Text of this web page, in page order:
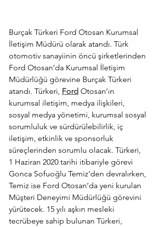
Burçak Türkeri Ford Otosan Kurumsal
İletişim Müdürü olarak atandı. Türk
otomotiv sanayiinin öncü şirketlerinden
Ford Otosan’da Kurumsal İletişim
Müdürlüğü görevine Burçak Türkeri
atandı. Türkeri, Ford Otosan’ın
kurumsal iletişim, medya ilişkileri,
sosyal medya yönetimi, kurumsal sosyal
sorumluluk ve sürdürülebilirlik, iç
iletişim, etkinlik ve sponsorluk
süreçlerinden sorumlu olacak. Türkeri,
1 Haziran 2020 tarihi itibariyle görevi
Gonca Sofuoğlu Temiz’den devralırken,
Temiz ise Ford Otosan’da yeni kurulan
Müşteri Deneyimi Müdürlüğü görevini
yürütecek. 15 yılı aşkın mesleki
tecrübeye sahip bulunan Türkeri,